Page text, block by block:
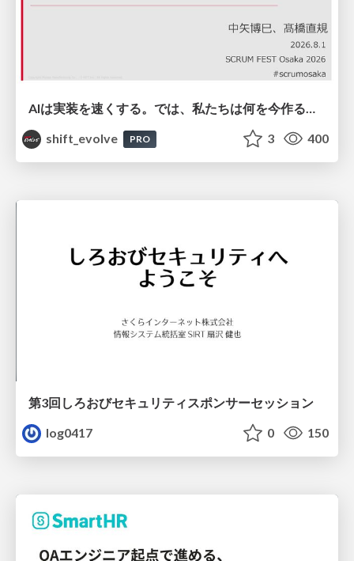
AIは実装を速くする。では、私たちは何を今作るべきか？－立場を越えてリリースに向き合ったチーム開発の実践 / 20260801 Hiromi Nakaya and Naoki Takahashi
shift_evolve
PRO 3 400
第3回しろおびセキュリティスポンサーセッション
log0417
0 150